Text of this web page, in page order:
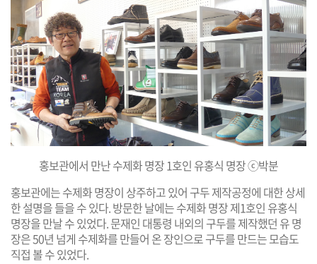
홍보관에서 만난 수제화 명장 1호인 유홍식 명장 ⓒ박분
홍보관에는 수제화 명장이 상주하고 있어 구두 제작공정에 대한 상세
한 설명을 들을 수 있다. 방문한 날에는 수제화 명장 제1호인 유홍식
명장을 만날 수 있었다. 문재인 대통령 내외의 구두를 제작했던 유 명
장은 50년 넘게 수제화를 만들어 온 장인으로 구두를 만드는 모습도
직접 볼 수 있었다.